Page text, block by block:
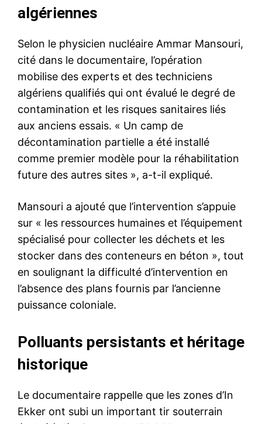
algériennes
Selon le physicien nucléaire Ammar Mansouri,
cité dans le documentaire, l’opération
mobilise des experts et des techniciens
algériens qualifiés qui ont évalué le degré de
contamination et les risques sanitaires liés
aux anciens essais. « Un camp de
décontamination partielle a été installé
comme premier modèle pour la réhabilitation
future des autres sites », a-t-il expliqué.
Mansouri a ajouté que l’intervention s’appuie
sur « les ressources humaines et l’équipement
spécialisé pour collecter les déchets et les
stocker dans des conteneurs en béton », tout
en soulignant la difficulté d’intervention en
l’absence des plans fournis par l’ancienne
puissance coloniale.
Polluants persistants et héritage
historique
Le documentaire rappelle que les zones d’In
Ekker ont subi un important tir souterrain